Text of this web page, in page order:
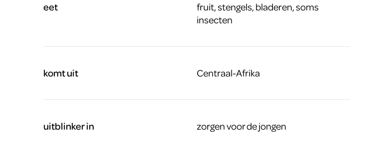
eet
fruit, stengels, bladeren, soms
insecten
komt uit Centraal-Afrika
uitblinker in zorgen voor de jongen